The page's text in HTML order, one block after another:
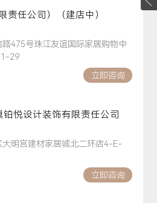
责任公司）（建店中）
475号珠江友谊国际家居购物中
29
立即咨询
铂悦设计装饰有限责任公司
大明宫建材家居城北二环店4-E-
立即咨询